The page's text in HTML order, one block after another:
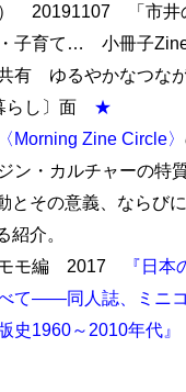
20191107 「市井
子育て… 小冊子
有 ゆるやかなつな
らし〕面 ★
〈Morning Zine Circle〉
ン・カルチャーの特
とその意義、ならびに
紹介。
モモ編 2017
『日
て――同人誌、ミニ
史1960～2010年代』